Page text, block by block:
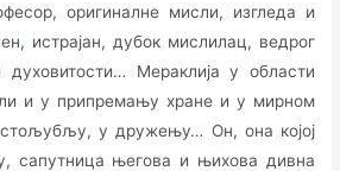
оригиналне мисли, изгледа и
истрајан, дубок мислилац, ведрог
Мераклија у области
и у припремању хране и у мирном
у дружењу… Он, она којој
сапутница његова и њихова дивна